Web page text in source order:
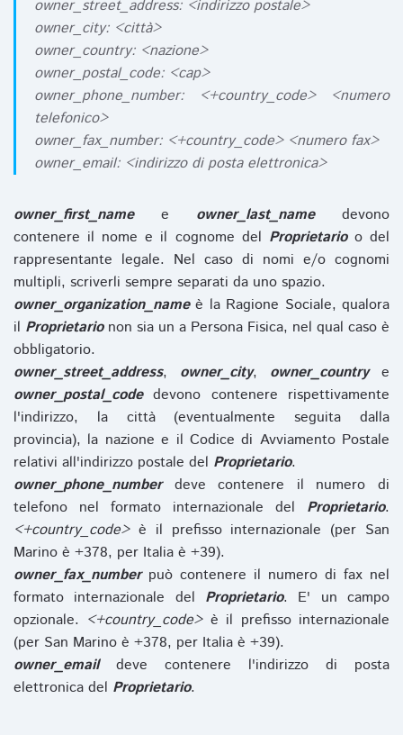
owner_street_address: <indirizzo postale>
owner_city: <città>
owner_country: <nazione>
owner_postal_code: <cap>
owner_phone_number: <+country_code> <numero
telefonico>
owner_fax_number: <+country_code> <numero fax>
owner_email: <indirizzo di posta elettronica>
owner_first_namee owner_last_namedevono
contenere il nome e il cognome del Proprietarioo del
rappresentante legale. Nel caso di nomi e/o cognomi
multipli, scriverli sempre separati da uno spazio.
owner_organization_nameè la Ragione Sociale, qualora
il Proprietarionon sia un a Persona Fisica, nel qual caso è
obbligatorio.
owner_street_address, owner_city, owner_countrye
owner_postal_codedevono contenere rispettivamente
l'indirizzo, la città (eventualmente seguita dalla
provincia), la nazione e il Codice di Avviamento Postale
relativi all'indirizzo postale del Proprietario.
owner_phone_numberdeve contenere il numero di
telefono nel formato internazionale del Proprietario.
<+country_code>è il prefisso internazionale (per San
Marino è +378, per Italia è +39).
owner_fax_numberpuò contenere il numero di fax nel
formato internazionale del Proprietario. E' un campo
opzionale. <+country_code>è il prefisso internazionale
(per San Marino è +378, per Italia è +39).
owner_emaildeve contenere l'indirizzo di posta
elettronica del Proprietario.